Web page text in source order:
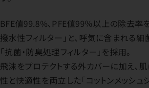
BFE値99.8%、PFE値99％以上の除去率
撥水性フィルター」と、呼気に含まれる
「抗菌・防臭処理フィルター」を採用。
飛沫をプロテクトする外カバーに加え、
性と快適性を両立した「コットンメッシュ